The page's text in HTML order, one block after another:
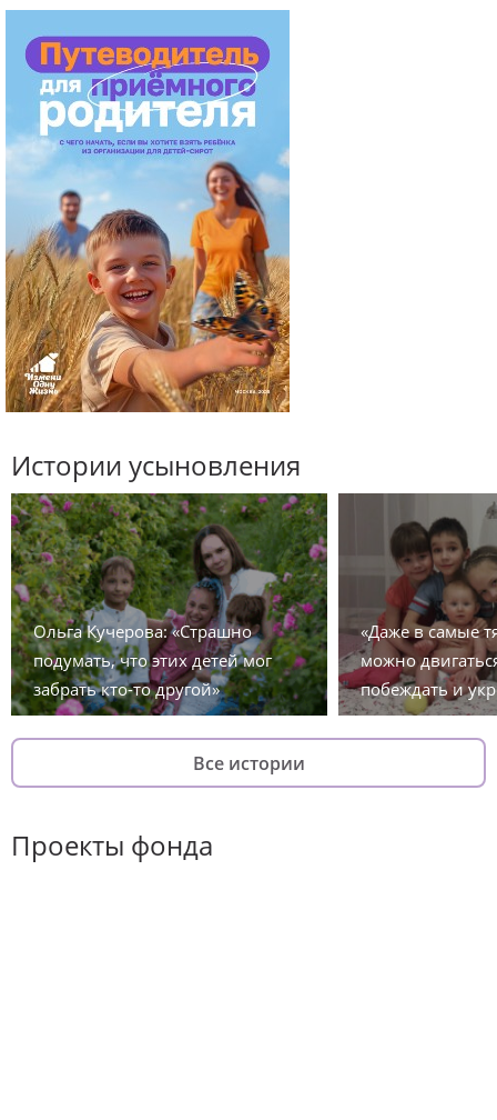
Истории усыновления
Ольга Кучерова: «Страшно
подумать, что этих детей мог
забрать кто-то другой»
«Даже в самые
можно
побеждать и
Все истории
Проекты фонда